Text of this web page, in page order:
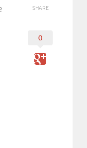
SHARE
0